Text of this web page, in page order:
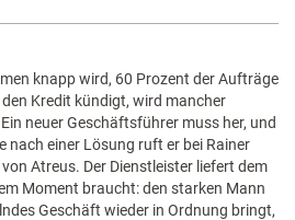
knapp wird, 60 Prozent der Aufträge
Kredit kündigt, wird mancher
neuer Geschäftsführer muss her, und
nach einer Lösung ruft er bei Rainer
Atreus. Der Dienstleister liefert dem
Moment braucht: den starken Mann
Geschäft wieder in Ordnung bringt,